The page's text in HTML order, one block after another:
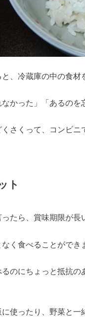
、冷蔵庫の中の食材
なかった」「あるの
さくって、コンビ
ト
たら、賞味期限が長
く食べることができ
のにちょっと抵抗
使ったり、野菜と一